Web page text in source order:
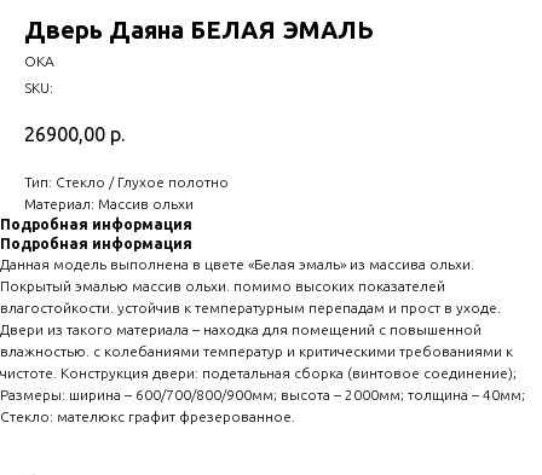
Дверь Даяна БЕЛАЯ ЭМАЛЬ
ОКА
SKU:
26900,00 р.
Тип: Стекло / Глухое полотно
Материал: Массив ольхи
Подробная информация
Подробная информация
Данная модель выполнена в цвете «Белая эмаль» из массива ольхи.
Покрытый эмалью массив ольхи. помимо высоких показателей
влагостойкости. устойчив к температурным перепадам и прост в уходе.
Двери из такого материала – находка для помещений с повышенной
влажностью. с колебаниями температур и критическими требованиями к
чистоте. Конструкция двери: подетальная сборка (винтовое соединение);
Размеры: ширина – 600/700/800/900мм; высота – 2000мм; толщина – 40мм;
Стекло: мателюкс графит фрезерованное.